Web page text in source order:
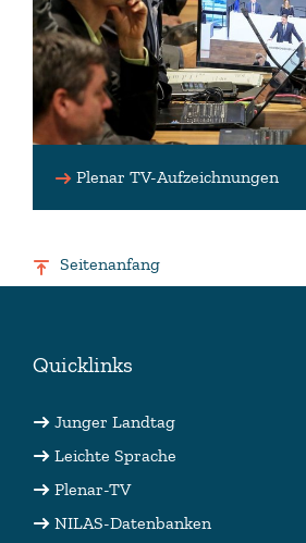
Plenar TV-Aufzeichnungen
Seitenanfang
Quicklinks
Junger Landtag
Leichte Sprache
Plenar-TV
NILAS-Datenbanken